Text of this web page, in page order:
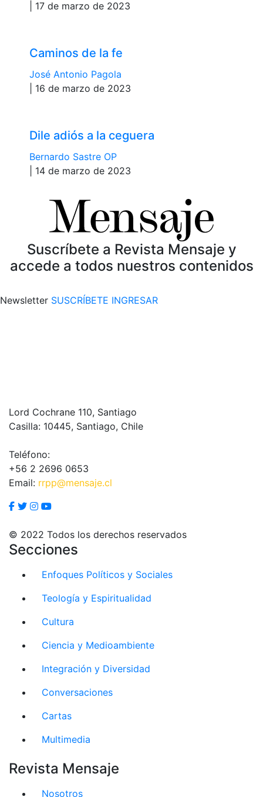
| 17 de marzo de 2023
Caminos de la fe
José Antonio Pagola
| 16 de marzo de 2023
Dile adiós a la ceguera
Bernardo Sastre OP
| 14 de marzo de 2023
Suscríbete a Revista Mensaje y
accede a todos nuestros contenidos
Newsletter SUSCRÍBETE INGRESAR
Lord Cochrane 110, Santiago
Casilla: 10445, Santiago, Chile
Teléfono:
+56 2 2696 0653
Email: rrpp@mensaje.cl
© 2022 Todos los derechos reservados
Secciones
Enfoques Políticos y Sociales
Teología y Espiritualidad
Cultura
Ciencia y Medioambiente
Integración y Diversidad
Conversaciones
Cartas
Multimedia
Revista Mensaje
Nosotros